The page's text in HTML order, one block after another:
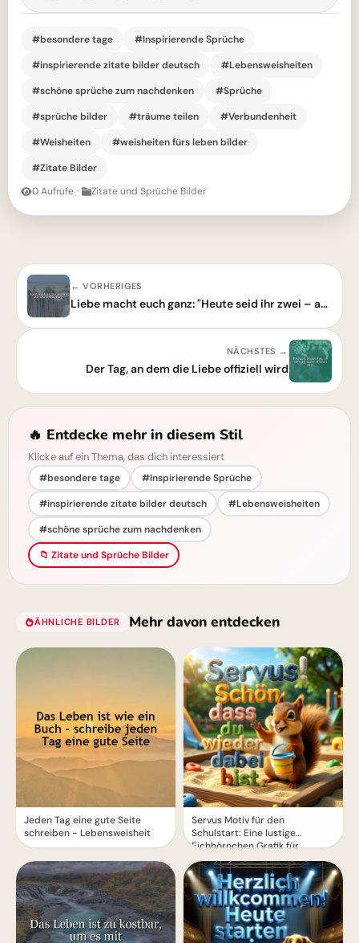
#besondere tage
#Inspirierende Sprüche
#inspirierende zitate bilder deutsch
#Lebensweisheiten
#schöne sprüche zum nachdenken
#Sprüche
#sprüche bilder
#träume teilen
#Verbundenheit
#Weisheiten
#weisheiten fürs leben bilder
#Zitate Bilder
0 Aufrufe · Zitate und Sprüche Bilder
← VORHERIGES
Liebe macht euch ganz: "Heute seid ihr zwei – aber ihr seid vollständig"
NÄCHSTES →
Der Tag, an dem die Liebe offiziell wird
🔥 Entdecke mehr in diesem Stil
Klicke auf ein Thema, das dich interessiert
#besondere tage
#Inspirierende Sprüche
#inspirierende zitate bilder deutsch
#Lebensweisheiten
#schöne sprüche zum nachdenken
📁 Zitate und Sprüche Bilder
ÄHNLICHE BILDER Mehr davon entdecken
Jeden Tag eine gute Seite
schreiben - Lebensweisheit
Servus Motiv für den
Schulstart: Eine lustige
Eichhörnchen Grafik für
WhatsApp